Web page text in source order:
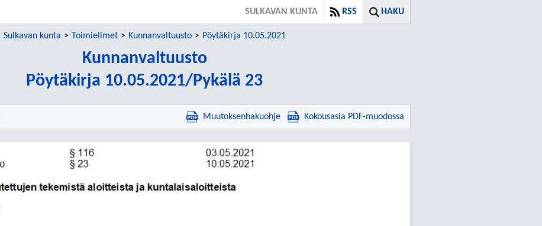
HAKU
RSS
SULKAVAN KUNTA
Sulkavan kunta Toimielimet Kunnanvaltuusto Pöytäkirja 10.05.2021
Kunnanvaltuusto
Pöytäkirja 10.05.2021/Pykälä 23
Muutoksenhakuohje Kokousasia PDF-muodossa